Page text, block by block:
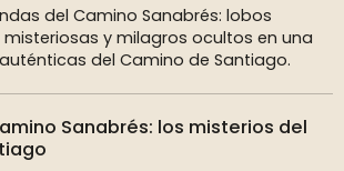
del Camino Sanabrés: lobos
y milagros ocultos en una
del Camino de Santiago.
Sanabrés: los misterios del